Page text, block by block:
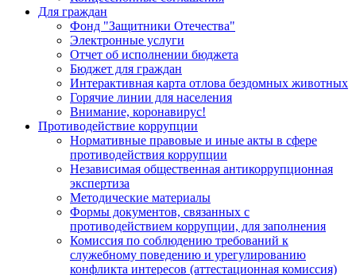
Для граждан
Фонд "Защитники Отечества"
Электронные услуги
Отчет об исполнении бюджета
Бюджет для граждан
Интерактивная карта отлова бездомных животных
Горячие линии для населения
Внимание, коронавирус!
Противодействие коррупции
Нормативные правовые и иные акты в сфере
противодействия коррупции
Независимая общественная антикоррупционная
экспертиза
Методические материалы
Формы документов, связанных с
противодействием коррупции, для заполнения
Комиссия по соблюдению требований к
служебному поведению и урегулированию
конфликта интересов (аттестационная комиссия)